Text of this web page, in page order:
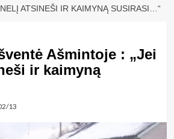
ATSINEŠI IR KAIMYNĄ SUSIRASI…“
Ašmintoje : „Jei
ir kaimyną
13